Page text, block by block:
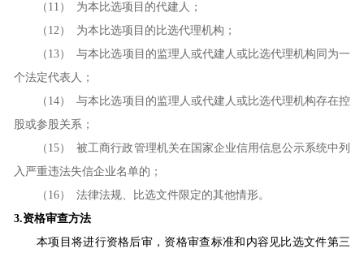
（11）
为本 比选项目的代建人；
（12）
为本 比选项目的 比选代理机构 ；
（13）
与本 比选项目的监理人或代建人或比选代理机构 同为一
个法定代表人；
（14）
与本 比选项目的监理人或代建人或比选代理机构存在控
股或参股关系；
（15）
被工商行政管理机关在国家企业信用信息公示系统中列
入严重违法失信企业名单的；
（16）
法律法规、 比选文件限定的其他情形。
3.资格审查方法
本项目将进行资格后审，资格审查标准和内容见比选文件第三